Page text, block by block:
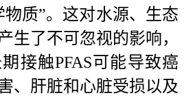
质”。这对水源、生态
生了不可忽视的影响，
接触PFAS可能导致癌
、肝脏和心脏受损以及